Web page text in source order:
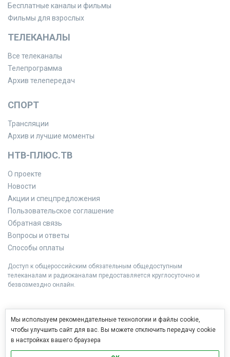
Бесплатные каналы и фильмы
Фильмы для взрослых
ТЕЛЕКАНАЛЫ
Все телеканалы
Телепрограмма
Архив телепередач
СПОРТ
Трансляции
Архив и лучшие моменты
НТВ-ПЛЮС.ТВ
О проекте
Новости
Акции и спецпредложения
Пользовательское соглашение
Обратная связь
Вопросы и ответы
Способы оплаты
Доступ к общероссийским обязательным общедоступным
телеканалам и радиоканалам предоставляется круглосуточно и
безвозмездно онлайн.
Мы используем рекомендательные технологии и файлы cookie,
чтобы улучшить сайт для вас. Вы можете отключить передачу cookie
в настройках вашего браузера